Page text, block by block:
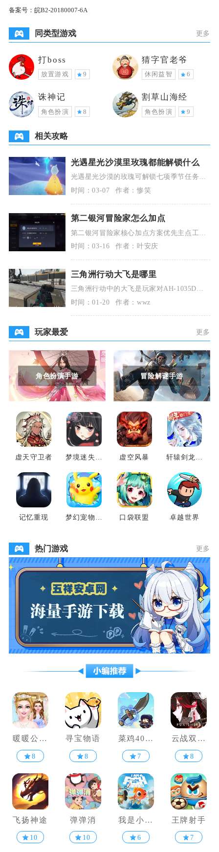
备案号： 皖B2-20180007-6A
同类型游戏 更多
打boss
放置游戏 9
猜字官老爷
休闲益智 6
诛神记
角色扮演 8
割草山海经
角色扮演 9
相关攻略
光遇星光沙漠里玫瑰都能解锁什么
光遇星光沙漠的玫瑰可解锁七项季节任务、
限定装扮、特殊动作、隐藏场景与联动奖
励，是小王子季核
时间：03-07 作者：惨笑
第二银河冒险家怎么加点
第二银河冒险家核心加点方案优先主点工程
与电子属性，副点护盾抗性与舰船机动，输
出端适度补强武
时间：03-16 作者：叶安庆
三角洲行动大飞是哪里
三角洲行动中的大飞是玩家对AH-1035D突
击直升机的俗称，该载具可在游戏的全面战
场模式与
时间：01-20 作者：wwz
玩家最爱 更多
角色扮演手游 冒险解谜手游
虚天守卫者
梦境迷失之
虚空风暴
轩辕剑龙舞
记忆重现
梦幻宠物联
口袋联盟 卓越世界
热门游戏 更多
暖暖公主
婚纱设计
8
寻宝物语
8
菜鸡40米
大砍刀
7
云战双帕
弥什
8
飞扬神途
10
弹弹消
10
我是小鱼
儿
6
王牌射手
7